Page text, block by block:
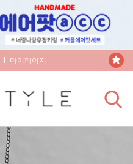
마이페이지